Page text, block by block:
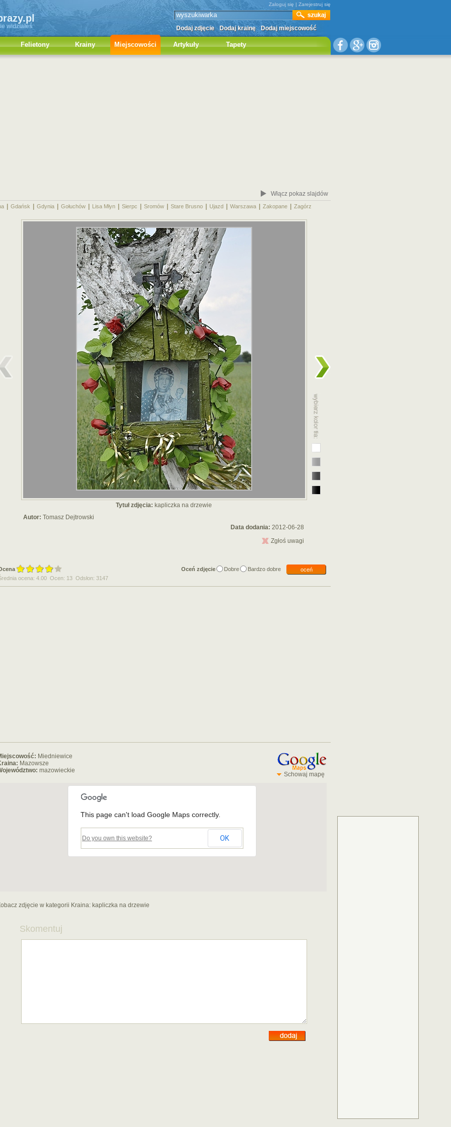
widziałeś
Zaloguj się | Zarejestruj się
Dodaj zdjęcie Dodaj krainę Dodaj miejscowość
Felietony Krainy Miejscowości Artykuły Tapety
Włącz pokaz slajdów
Gdańsk Gdynia Gołuchów Lisa Młyn Sierpc Sromów Stare Brusno Ujazd Warszawa Zakopane Zagórz
Tytuł zdjęcia: kapliczka na drzewie
Autor: Tomasz Dejtrowski
Data dodania: 2012-06-28
Zgłoś uwagi
Oceń zdjęcie Dobre Bardzo dobre
oceń
ocena: 4.00 Ocen: 13 Odsłon: 3147
Miedniewice
Mazowsze
mazowieckie
Schowaj mapę
This page can't load Google Maps correctly.
Do you own this website? OK
zdjęcie w kategorii Kraina: kapliczka na drzewie
Skomentuj